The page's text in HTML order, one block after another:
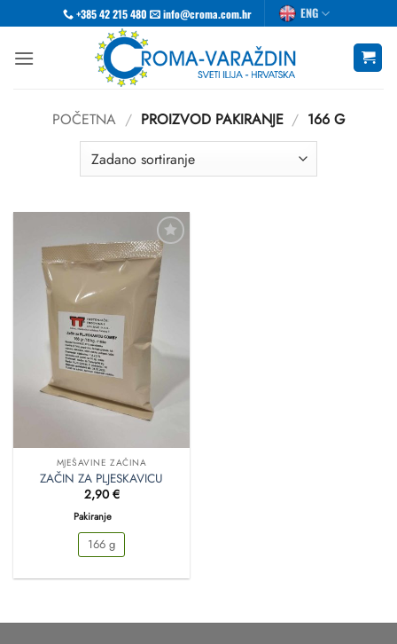
to
content
+385 42 215 480 info@croma.com.hr ENG
POČETNA / PROIZVOD PAKIRANJE / 166 G
Dodaj
favorite
MJEŠAVINE ZAČINA
ZAČIN ZA PLJESKAVICU
2,90€
Pakiranje
166 g